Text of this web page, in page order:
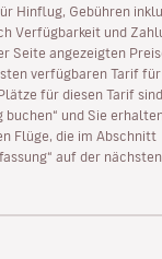
Hinflug, Gebühren
Verfügbarkeit und
Seite angezeigten
verfügbaren Tarif
für diesen Tarif
buchen“ und Sie
Flüge, die im Abschnitt
auf der